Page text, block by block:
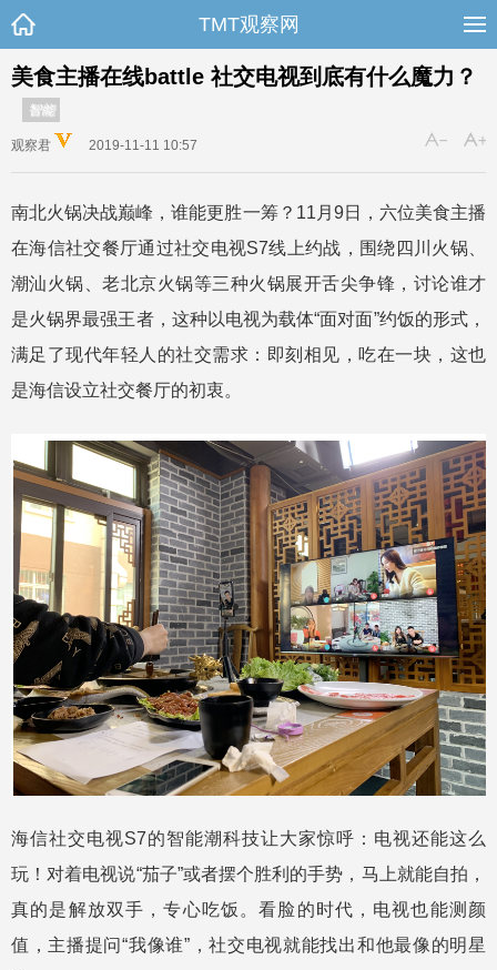
TMT观察网
美食主播在线battle 社交电视到底有什么魔力？
智能
观察君 2019-11-11 10:57
南北火锅决战巅峰，谁能更胜一筹？11月9日，六位美食主播
在海信社交餐厅通过社交电视S7线上约战，围绕四川火锅、
潮汕火锅、老北京火锅等三种火锅展开舌尖争锋，讨论谁才
是火锅界最强王者，这种以电视为载体“面对面”约饭的形式，
满足了现代年轻人的社交需求：即刻相见，吃在一块，这也
是海信设立社交餐厅的初衷。
海信社交电视S7的智能潮科技让大家惊呼：电视还能这么
玩！对着电视说“茄子”或者摆个胜利的手势，马上就能自拍，
真的是解放双手，专心吃饭。看脸的时代，电视也能测颜
值，主播提问“我像谁”，社交电视就能找出和他最像的明星